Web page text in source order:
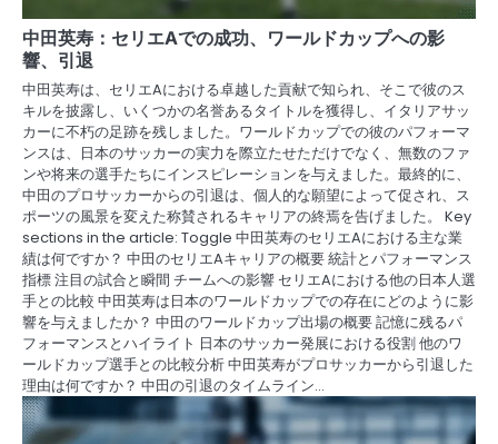
中田英寿：セリエAでの成功、ワールドカップへの影
響、引退
中田英寿は、セリエAにおける卓越した貢献で知られ、そこで彼のス
キルを披露し、いくつかの名誉あるタイトルを獲得し、イタリアサッ
カーに不朽の足跡を残しました。ワールドカップでの彼のパフォーマ
ンスは、日本のサッカーの実力を際立たせただけでなく、無数のファ
ンや将来の選手たちにインスピレーションを与えました。最終的に、
中田のプロサッカーからの引退は、個人的な願望によって促され、ス
ポーツの風景を変えた称賛されるキャリアの終焉を告げました。 Key
sections in the article: Toggle 中田英寿のセリエAにおける主な業
績は何ですか？ 中田のセリエAキャリアの概要 統計とパフォーマンス
指標 注目の試合と瞬間 チームへの影響 セリエAにおける他の日本人選
手との比較 中田英寿は日本のワールドカップでの存在にどのように影
響を与えましたか？ 中田のワールドカップ出場の概要 記憶に残るパ
フォーマンスとハイライト 日本のサッカー発展における役割 他のワ
ールドカップ選手との比較分析 中田英寿がプロサッカーから引退した
理由は何ですか？ 中田の引退のタイムライン…